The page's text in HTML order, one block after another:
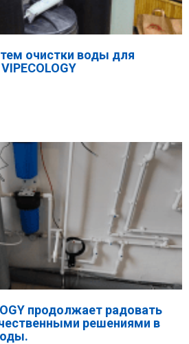
очистки воды для
продолжает радовать
решениями в